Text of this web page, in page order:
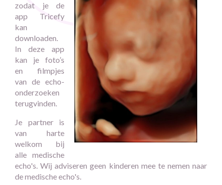
zodat je de
app Tricefy
kan
downloaden.
In deze app
kan je foto’s
en filmpjes
van de echo-
onderzoeken
terugvinden.
Je partner is
van harte
welkom bij
alle medische
echo's. Wij adviseren geen kinderen mee te nemen naar
de medische echo's.